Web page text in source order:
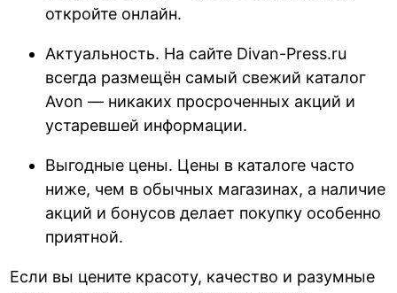
откройте онлайн.
Актуальность. На сайте Divan-Press.ru
всегда размещён самый свежий каталог
Avon — никаких просроченных акций и
устаревшей информации.
Выгодные цены. Цены в каталоге часто
ниже, чем в обычных магазинах, а наличие
акций и бонусов делает покупку особенно
приятной.
Если вы цените красоту, качество и разумные